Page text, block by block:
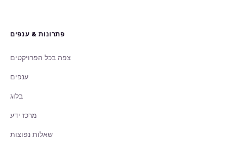
פתרונות & ענפים
צפה בכל הפרויקטים
ענפים
בלוג
מרכז ידע
שאלות נפוצות